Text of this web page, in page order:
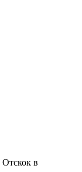
Отскок в